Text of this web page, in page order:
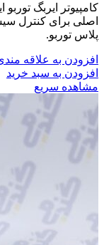
اصلی برای کنترل
پلاس توربو.
افزودن به علاقه
افزودن به سبد خرید
مشاهده سریع